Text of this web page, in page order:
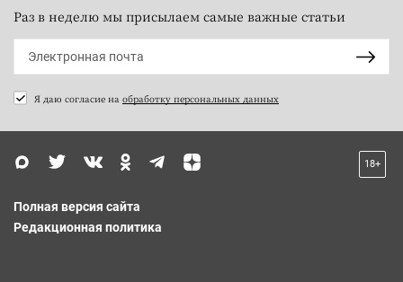
Раз в неделю мы присылаем самые важные статьи
Я даю согласие на обработку персональных данных
18+
Полная версия сайта
Редакционная политика